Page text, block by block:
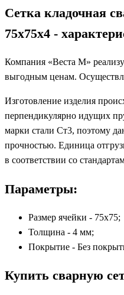
Сетка кладочная
75х75х4 -
Компания «Веста М»
выгодным ценам.
Изготовление изделия
перпендикулярно идущих
марки стали Ст3, поэтому
прочностью. Единица
в соответствии со
Параметры:
Размер ячейки - 75x75;
Толщина - 4 мм;
Покрытие - Без
Купить сварную